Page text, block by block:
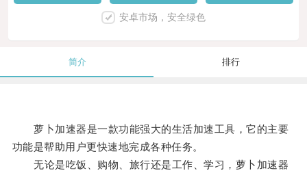
安卓市场，安全绿色
简介 排行
萝卜加速器是一款功能强大的生活加速工具，它的主要
功能是帮助用户更快速地完成各种任务。
无论是吃饭、购物、旅行还是工作、学习，萝卜加速器